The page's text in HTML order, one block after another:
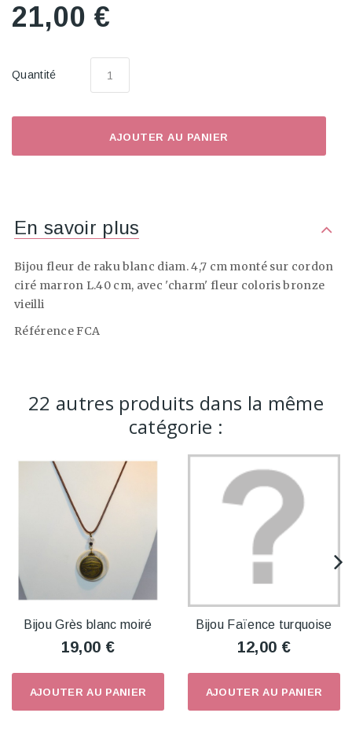
21,00 €
Quantité
AJOUTER AU PANIER
En savoir plus
Bijou fleur de raku blanc diam. 4,7 cm monté sur cordon
ciré marron L.40 cm, avec 'charm' fleur coloris bronze
vieilli
Référence FCA
22 autres produits dans la même
catégorie :
AJOUTER AU PANIER
Bijou Grès blanc moiré
19,00 €
AJOUTER AU PANIER
Bijou Faïence turquoise
12,00 €